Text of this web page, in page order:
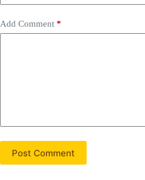
Add Comment *
Post Comment